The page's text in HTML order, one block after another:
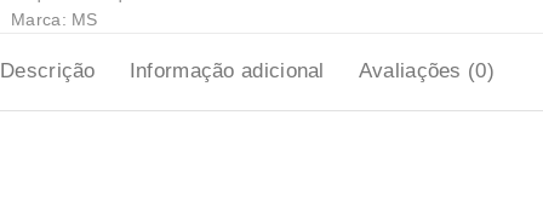
Marca: MS
Descrição Informação adicional Avaliações (0)